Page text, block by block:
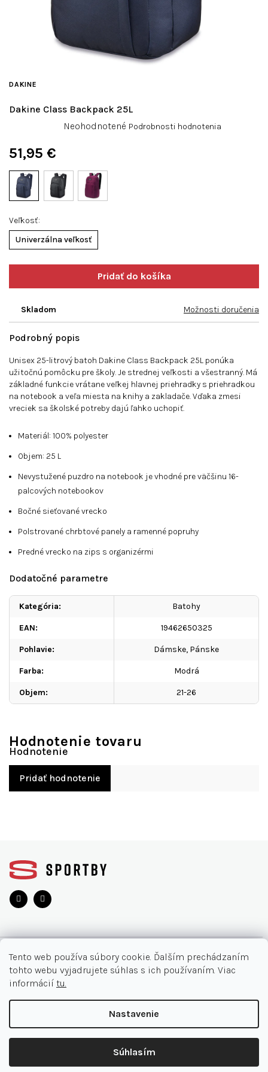
Tento web používa súbory cookie. Ďalším prechádzaním
tohto webu vyjadrujete súhlas s ich používaním. Viac
informácií tu.
Nastavenie
Súhlasím
Veľkosť
Univerzálna veľkosť
51,95 €
cena:
Skladom Možnosti doručenia
Dakine Class Backpack 25L
DAKINE
Priemerné
0,0
5
Neohodnotené Podrobnosti hodnotenia
Podrobný popis
Unisex 25-litrový batoh Dakine Class Backpack 25L ponúka
užitočnú pomôcku pre školy. Je strednej veľkosti a všestranný. Má
základné funkcie vrátane veľkej hlavnej priehradky s priehradkou
na notebook a veľa miesta na knihy a zakladače. Vďaka zmesi
vreciek sa školské potreby dajú ľahko uchopiť.
Materiál: 100% polyester
Objem: 25 L
Nevystužené puzdro na notebook je vhodné pre väčšinu 16-
palcových notebookov
Bočné sieťované vrecko
Polstrované chrbtové panely a ramenné popruhy
Predné vrecko na zips s organizérmi
Dodatočné parametre
Kategória: Batohy
EAN: 19462650325
Pohlavie: Dámske, Pánske
Farba: Modrá
Objem: 21-26
Hodnotenie tovaru
Pridať hodnotenie
e
O NÁKUPE
Moja objednávka
Najčastejšie otázky
Obchodné podmienky
INFORMÁCIE
Akcie
Expert Point
044/32 40 321
Shoptet Premium | mime digital